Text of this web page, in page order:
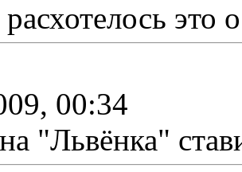
это
00:34
"Львёнка"